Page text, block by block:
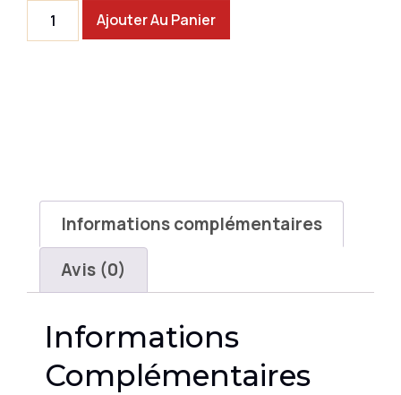
Ajouter Au Panier
Informations complémentaires
Avis (0)
Informations
Complémentaires